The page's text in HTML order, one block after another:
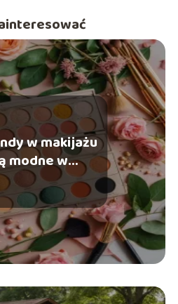
w makijażu
modne w
sezonie?